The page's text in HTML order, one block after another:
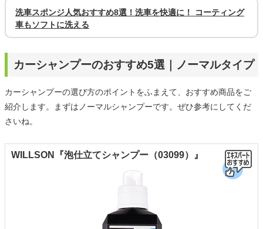
洗車スポンジ人気おすすめ8選！洗車を快適に！ コーティング
車もソフトに洗える
カーシャンプーのおすすめ5選｜ノーマルタイプ
カーシャンプーの選び方のポイントをふまえて、おすすめ商品をご
紹介します。まずはノーマルシャンプーです。ぜひ参考にしてくだ
さいね。
WILLSON『泡仕立てシャンプー（03099）』